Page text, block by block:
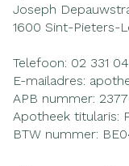
Joseph
1600 Sint-Pieters-
Telefoon: 02 331
E-mailadres:
APB nummer:
Apotheek titularis:
BTW nummer: